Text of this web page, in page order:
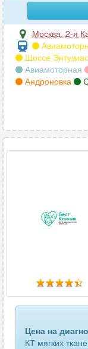
Москва, 2-я
Шоссе
Авиамоторная
Андроновка
Цена на
КТ мягких